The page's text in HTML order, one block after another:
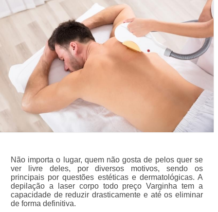
Não importa o lugar, quem não gosta de pelos quer se
ver livre deles, por diversos motivos, sendo os
principais por questões estéticas e dermatológicas. A
depilação a laser corpo todo preço Varginha tem a
capacidade de reduzir drasticamente e até os eliminar
de forma definitiva.